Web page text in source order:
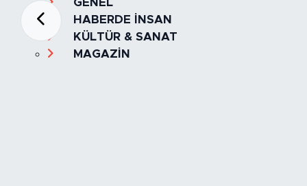
GENEL
HABERDE İNSAN
KÜLTÜR & SANAT
MAGAZİN